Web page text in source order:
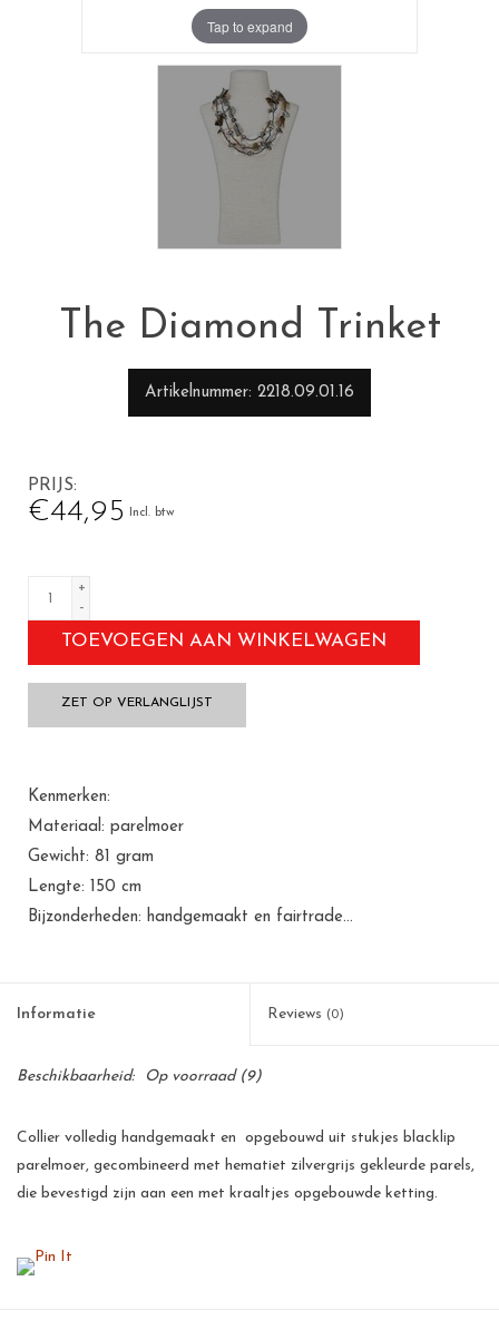
Tap to expand
The Diamond Trinket
Artikelnummer 2218.09.01.16
PRIJS
€44,95 Incl. btw
+
-
TOEVOEGEN AAN WINKELWAGEN
ZET OP VERLANGLIJST
Kenmerken:
Materiaal: parelmoer
Gewicht: 81 gram
Lengte: 150 cm
Bijzonderheden: handgemaakt en fairtrade...
Informatie Reviews (0)
Beschikbaarheid: Op voorraad(9)
Collier volledig handgemaakt en opgebouwd uit stukjes blacklip
parelmoer, gecombineerd met hematiet zilvergrijs gekleurde parels,
die bevestigd zijn aan een met kraaltjes opgebouwde ketting.
leeftijden.